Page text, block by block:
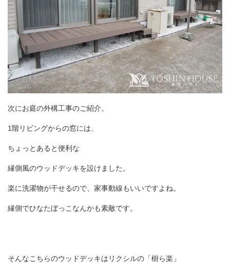
次にお庭の外構工事のご紹介。
1 階リビングからの窓には、
ちょっとあると便利な
縁側風のウッドデッキを設けました。
楽に洗濯物が干せるので、家事動線もいいですよね。
縁側でひなたぼっこなんかも素敵です。
そんなこちらのウッドデッキはリクシルの「樹ら楽」